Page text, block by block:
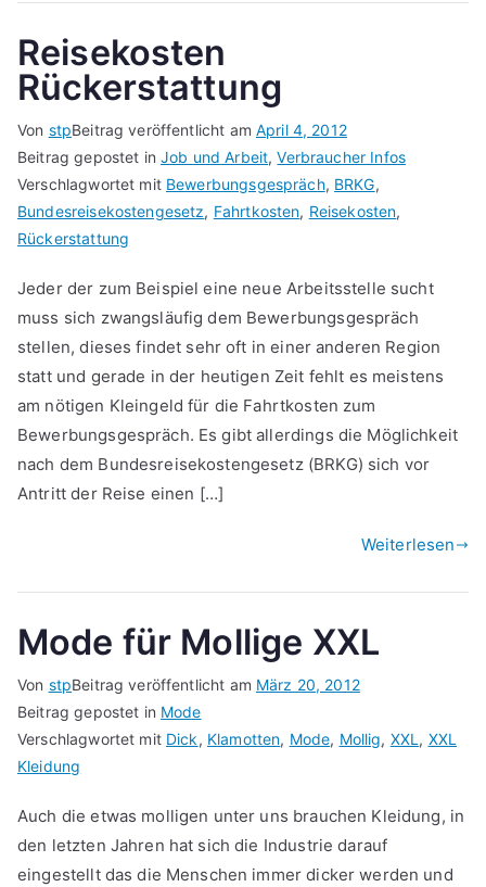
Reisekosten
Rückerstattung
Von stpBeitrag veröffentlicht am April 4, 2012
Beitrag gepostet inJob und Arbeit,Verbraucher Infos
Verschlagwortet mit Bewerbungsgespräch, BRKG,
Bundesreisekostengesetz, Fahrtkosten, Reisekosten,
Rückerstattung
Jeder der zum Beispiel eine neue Arbeitsstelle sucht
muss sich zwangsläufig dem Bewerbungsgespräch
stellen, dieses findet sehr oft in einer anderen Region
statt und gerade in der heutigen Zeit fehlt es meistens
am nötigen Kleingeld für die Fahrtkosten zum
Bewerbungsgespräch. Es gibt allerdings die Möglichkeit
nach dem Bundesreisekostengesetz (BRKG) sich vor
Antritt der Reise einen […]
Weiterlesen
Mode für Mollige XXL
Von stpBeitrag veröffentlicht am März 20, 2012
Beitrag gepostet in Mode
Verschlagwortet mit Dick, Klamotten, Mode, Mollig, XXL , XXL
Kleidung
Auch die etwas molligen unter uns brauchen Kleidung, in
den letzten Jahren hat sich die Industrie darauf
eingestellt das die Menschen immer dicker werden und